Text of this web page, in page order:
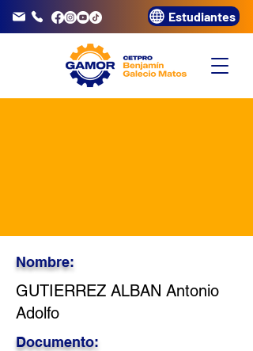
3320072 Estudiantes
Nombre:
GUTIERREZ ALBAN Antonio
Adolfo
Documento: